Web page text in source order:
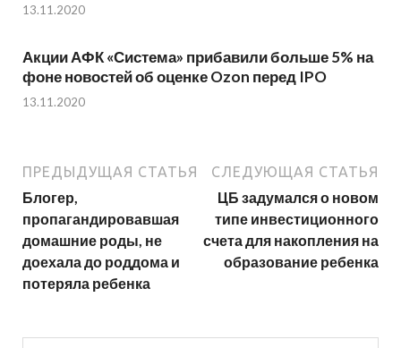
13.11.2020
Акции АФК «Система» прибавили больше 5% на
фоне новостей об оценке Ozon перед IPO
13.11.2020
ПРЕДЫДУЩАЯ СТАТЬЯ
Блогер,
пропагандировавшая
домашние роды, не
доехала до роддома и
потеряла ребенка
СЛЕДУЮЩАЯ СТАТЬЯ
ЦБ задумался о новом
типе инвестиционного
счета для накопления на
образование ребенка